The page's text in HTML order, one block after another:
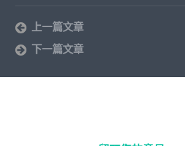
上一篇文章
下一篇文章